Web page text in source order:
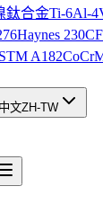
鈦合金Ti-6Al-
Haynes 230
A182
文ZH-TW